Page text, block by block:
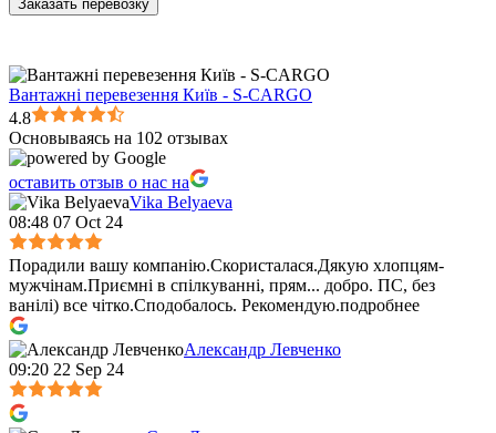
Вантажні перевезення Київ - S-CARGO
4.8
Основываясь на 102 отзывах
оставить отзыв о нас на
Vika Belyaeva
08:48 07 Oct 24
Порадили вашу компанію.Скористалася.Дякую хлопцям-
мужчінам.Приємні в спілкуванні, прям... добро. ПС, без
ванілі) все чітко.Сподобалось. Рекомендую.подробнее
Александр Левченко
09:20 22 Sep 24